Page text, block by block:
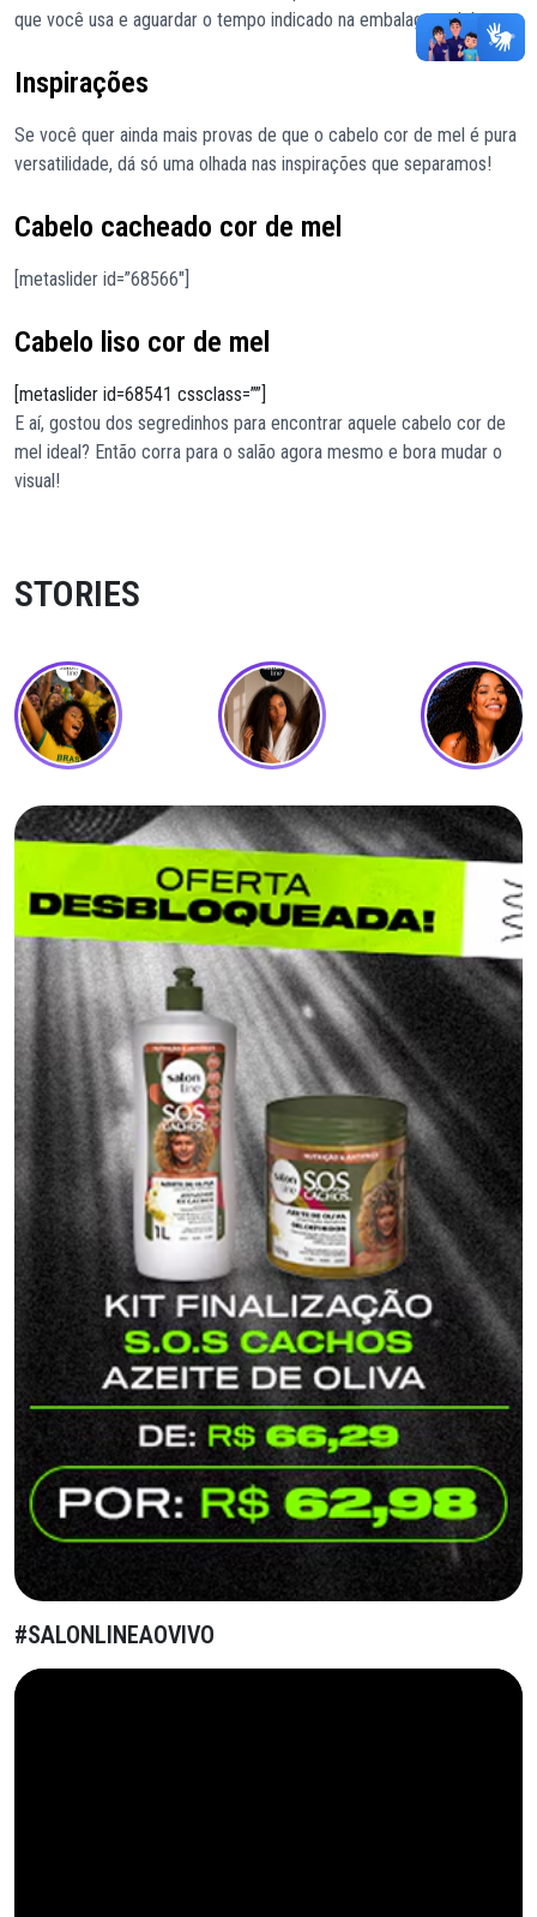
que você usa e aguardar o tempo indicado na embalagem dele.
Inspirações
Se você quer ainda mais provas de que o cabelo cor de mel é pura
versatilidade, dá só uma olhada nas inspirações que separamos!
Cabelo cacheado cor de mel
[metaslider id=”68566″]
Cabelo liso cor de mel
[metaslider id=68541 cssclass=””]
E aí, gostou dos segredinhos para encontrar aquele cabelo cor de
mel ideal? Então corra para o salão agora mesmo e bora mudar o
visual!
STORIES
#SALONLINEAOVIVO